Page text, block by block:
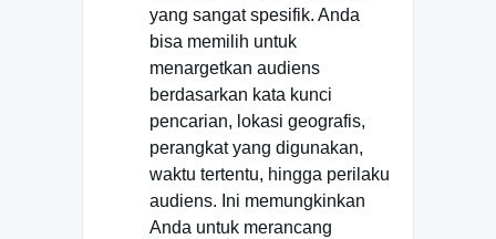
yang sangat spesifik. Anda
bisa memilih untuk
menargetkan audiens
berdasarkan kata kunci
pencarian, lokasi geografis,
perangkat yang digunakan,
waktu tertentu, hingga perilaku
audiens. Ini memungkinkan
Anda untuk merancang